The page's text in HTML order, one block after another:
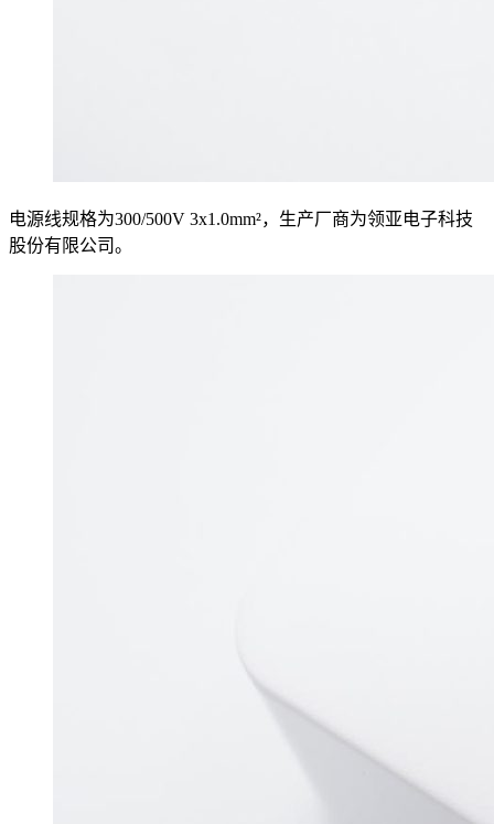
电源线规格为300/500V 3x1.0mm²，生产厂商为领亚电子科技
股份有限公司。